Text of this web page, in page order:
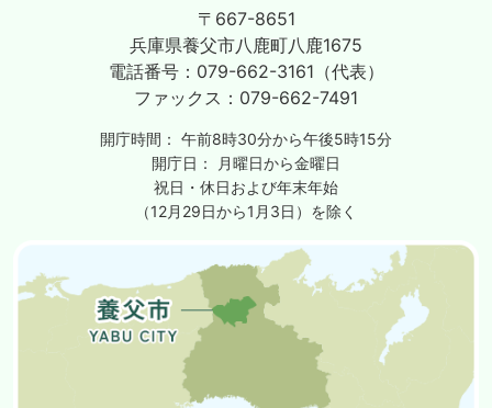
〒667-8651
兵庫県養父市八鹿町八鹿1675
電話番号： 079-662-3161（代表）
ファックス： 079-662-7491
開庁時間： 午前8時30分から午後5時15分
開庁日：
月曜日から金曜日
祝日・休日および年末年始
（12月29日から1月3日）を除く